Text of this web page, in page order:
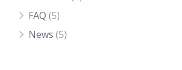
FAQ (5)
News (5)